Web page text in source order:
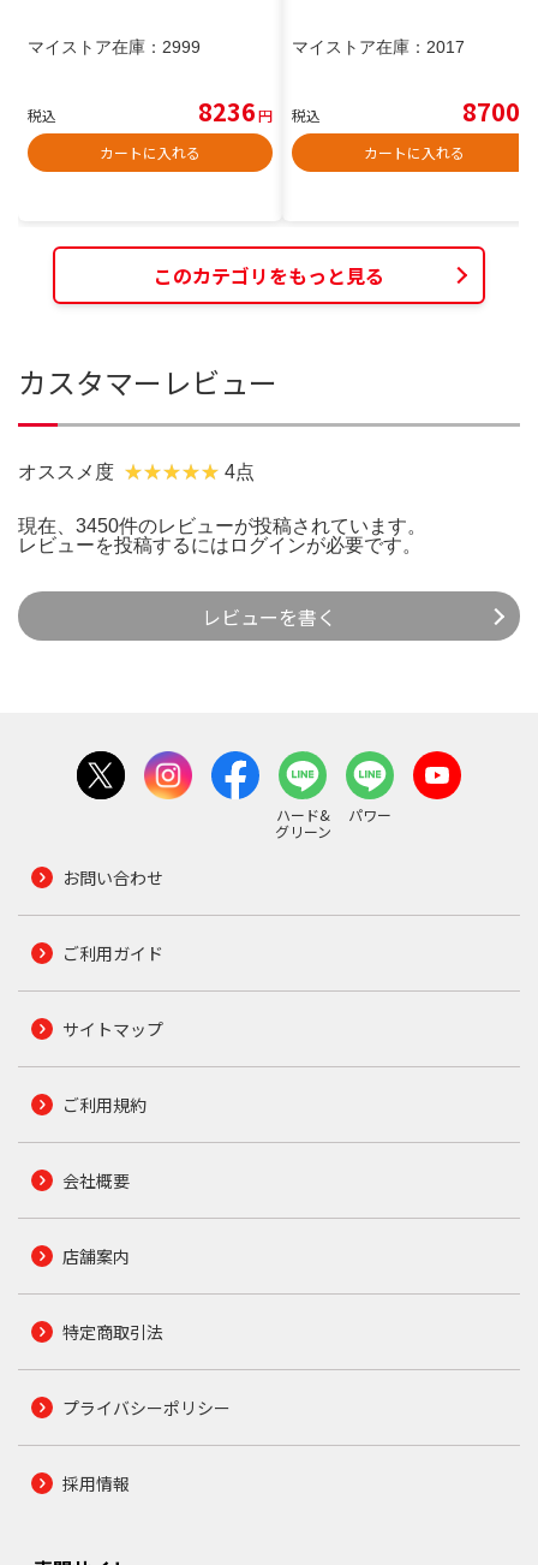
マイストア在庫： 2999
税込 8236円
カートに入れる
マイストア在庫： 2017
税込 8700
カートに入れる
このカテゴリをもっと見る
カスタマーレビュー
オススメ度 4点
現在、3450件のレビューが投稿されています。
レビューを投稿するには ログインが必要です。
レビューを書く
ハード&
グリーン
パワー
お問い合わせ
ご利用ガイド
サイトマップ
ご利用規約
会社概要
店舗案内
特定商取引法
プライバシーポリシー
採用情報